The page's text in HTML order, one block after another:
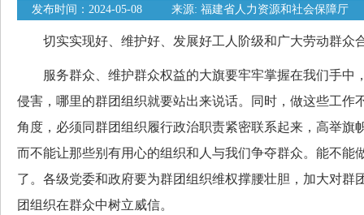
发布时间：2024-05-08 来源: 福建省人力资源和社会保障厅
切实实现好、维护好、发展好工人阶级和广大劳动群众
服务群众、维护群众权益的大旗要牢牢掌握在我们手中
侵害，哪里的群团组织就要站出来说话。同时，做这些工作
角度，必须同群团组织履行政治职责紧密联系起来，高举旗
而不能让那些别有用心的组织和人与我们争夺群众。能不能
了。各级党委和政府要为群团组织维权撑腰壮胆，加大对群
团组织在群众中树立威信。